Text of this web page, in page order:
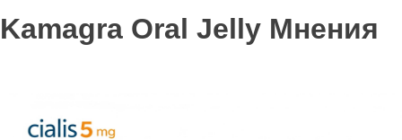
Kamagra Oral Jelly Мнения